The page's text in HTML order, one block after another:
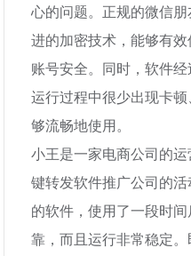
心的问题。正规的微信
进的加密技术，能够有
账号安全。同时，软件
运行过程中很少出现卡
够流畅地使用。
小王是一家电商公司的
键转发软件推广公司的
的软件，使用了一段时
靠，而且运行非常稳定